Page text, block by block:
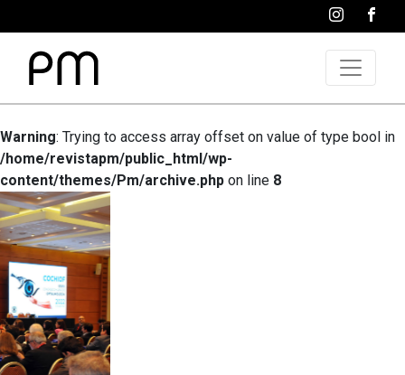
Warning: Trying to access array offset on value of type bool in
/home/revistapm/public_html/wp-
content/themes/Pm/archive.php on line 8